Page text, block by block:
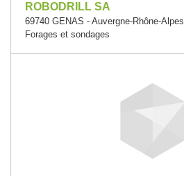
ROBODRILL SA
69740 GENAS - Auvergne-Rhône-Alpes
Forages et sondages